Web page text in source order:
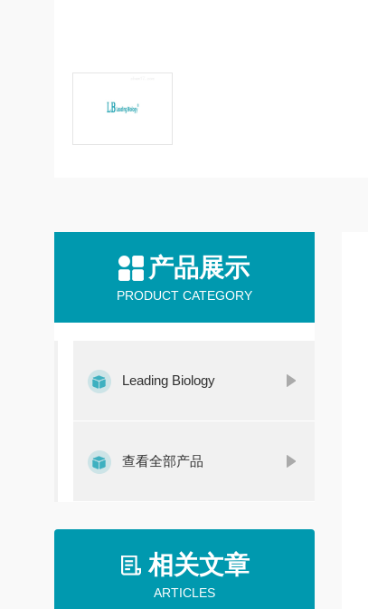
产品展示
PRODUCT CATEGORY
Leading Biology
查看全部产品
相关文章
ARTICLES